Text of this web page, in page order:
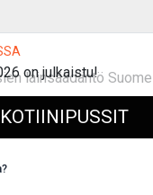
on julkaistu!